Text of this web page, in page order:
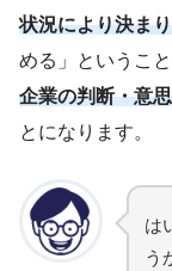
状況により決まり
める」というこ
企業の判断・意
とになります。
は
う